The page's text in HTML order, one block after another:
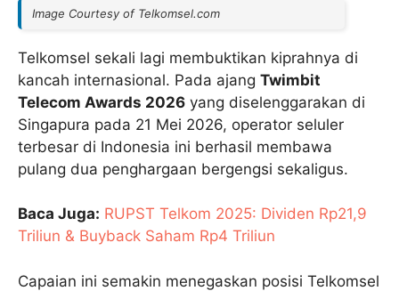
Image Courtesy of Telkomsel.com
Telkomsel sekali lagi membuktikan kiprahnya di
kancah internasional. Pada ajang Twimbit
Telecom Awards 2026 yang diselenggarakan di
Singapura pada 21 Mei 2026, operator seluler
terbesar di Indonesia ini berhasil membawa
pulang dua penghargaan bergengsi sekaligus.
Baca Juga: RUPST Telkom 2025: Dividen Rp21,9
Triliun & Buyback Saham Rp4 Triliun
Capaian ini semakin menegaskan posisi Telkomsel